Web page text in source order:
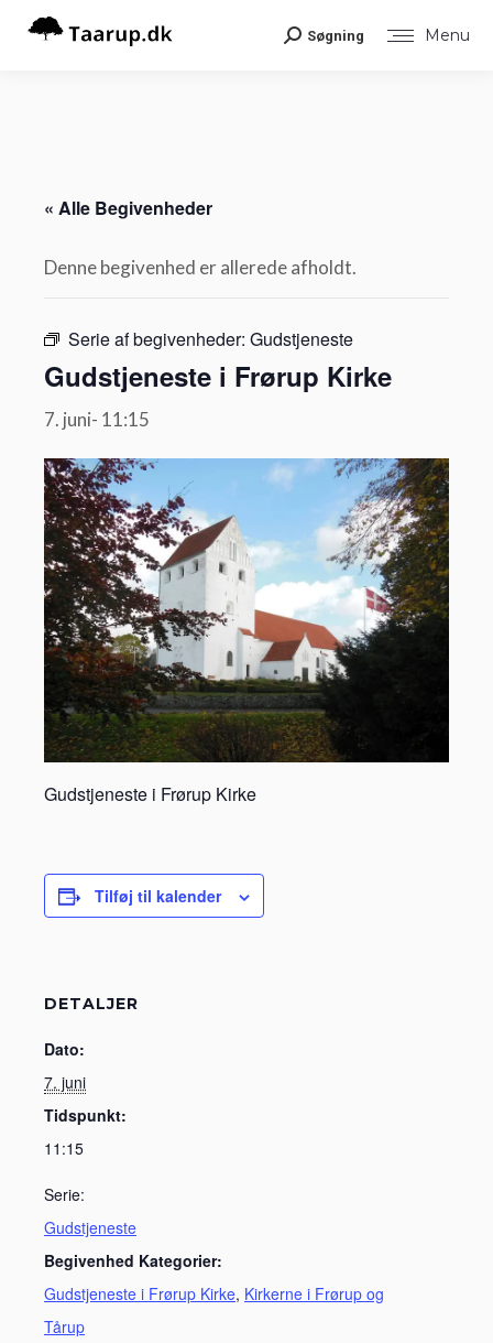
Menu
Search:
Søgning
« Alle Begivenheder
Denne begivenhed er allerede afholdt.
Serie af begivenheder: Gudstjeneste
Gudstjeneste i Frørup Kirke
7. juni- 11:15
Gudstjeneste i Frørup Kirke
Tilføj til kalender
DETALJER
Dato:
7. juni
Tidspunkt:
11:15
Serie:
Gudstjeneste
Begivenhed Kategorier:
Gudstjeneste i Frørup Kirke, Kirkerne i Frørup og
Tårup